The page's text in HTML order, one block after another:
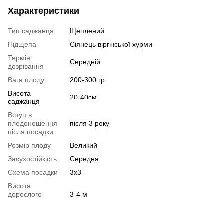
Характеристики
Тип саджанця
Щеплений
Підщепа
Сіянець віргінської хурми
Термін
дозрівання
Середній
Вага плоду
200-300 гр
Висота
саджанця
20-40см
Вступ в
плодоношення
після посадки
після 3 року
Розмір плоду
Великий
Засухостійкість
Середня
Схема посадки
3х3
Висота
дорослого
3-4 м